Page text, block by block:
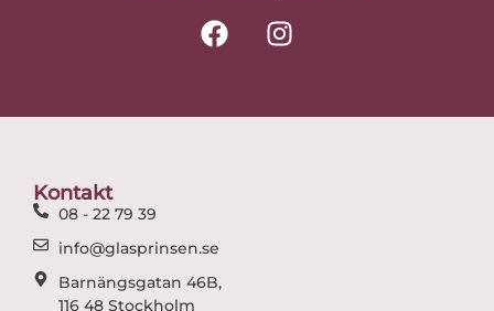
F
a
I
n
Kontakt
08 - 22 79 39
info@glasprinsen.se
Barnängsgatan 46B,
116 48 Stockholm